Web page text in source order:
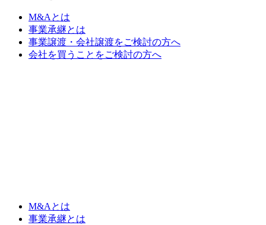
M&Aとは
事業承継とは
事業譲渡・会社譲渡をご検討の方へ
会社を買うことをご検討の方へ
M&Aとは
事業承継とは